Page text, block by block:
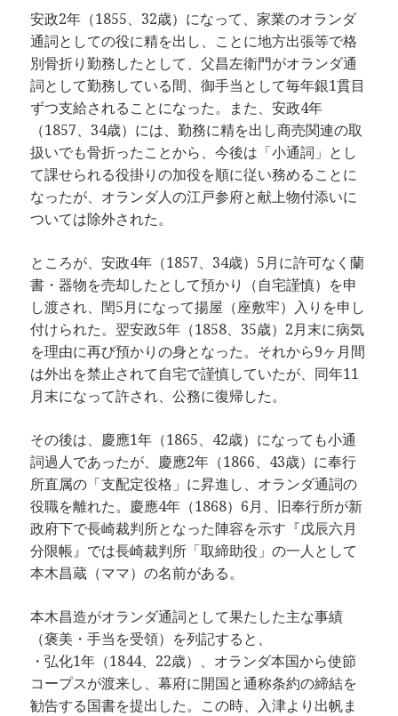
安政2年（1855、32歳）になって、家業のオランダ
通詞としての役に精を出し、ことに地方出張等で格
別骨折り勤務したとして、父昌左衛門がオランダ通
詞として勤務している間、御手当として毎年銀1貫目
ずつ支給されることになった。また、安政4年
（1857、34歳）には、勤務に精を出し商売関連の取
扱いでも骨折ったことから、今後は「小通詞」とし
て課せられる役掛りの加役を順に従い務めることに
なったが、オランダ人の江戸参府と献上物付添いに
ついては除外された。
ところが、安政4年（1857、34歳）5月に許可なく蘭
書・器物を売却したとして預かり（自宅謹慎）を申
し渡され、閏5月になって揚屋（座敷牢）入りを申し
付けられた。翌安政5年（1858、35歳）2月末に病気
を理由に再び預かりの身となった。それから9ヶ月間
は外出を禁止されて自宅で謹慎していたが、同年11
月末になって許され、公務に復帰した。
その後は、慶應1年（1865、42歳）になっても小通
詞過人であったが、慶應2年（1866、43歳）に奉行
所直属の「支配定役格」に昇進し、オランダ通詞の
役職を離れた。慶應4年（1868）6月、旧奉行所が新
政府下で長崎裁判所となった陣容を示す『戊辰六月
分限帳』では長崎裁判所「取締助役」の一人として
本木昌蔵（ママ）の名前がある。
本木昌造がオランダ通詞として果たした主な事績
（褒美・手当を受領）を列記すると、
・弘化1年（1844、22歳）、オランダ本国から使節
コープスが渡来し、幕府に開国と通称条約の締結を
勧告する国書を提出した。この時、入津より出帆ま